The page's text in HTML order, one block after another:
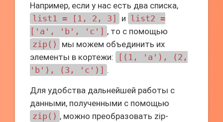
Например, если у нас есть два списка,
list1 = [1, 2, 3]
и list2 =
['a', 'b', 'c'] , то с помощью
zip()
мы можем объединить их
элементы в кортежи:
[(1, 'a'), (2,
'b'), (3, 'c')] .
Для удобства дальнейшей работы с
данными, полученными с помощью
zip() , можно преобразовать zip-